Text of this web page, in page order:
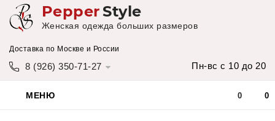
Pepper Style
Женская одежда больших размеров
Доставка по Москве и России
8 (926) 350-71-27 Пн-вс с 10 до 20
МЕНЮ 0 0